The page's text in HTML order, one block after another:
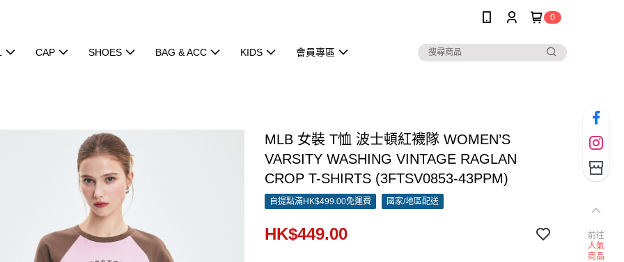
0
CAP SHOES BAG & ACC KIDS 會員專區
MLB 女裝 T恤 波士頓紅襪隊 WOMEN’S
VARSITY WASHING VINTAGE RAGLAN
CROP T-SHIRTS (3FTSV0853-43PPM)
自提點滿HK$499.00免運費 國家/地區配送
HK$449.00
前往
人氣
商品